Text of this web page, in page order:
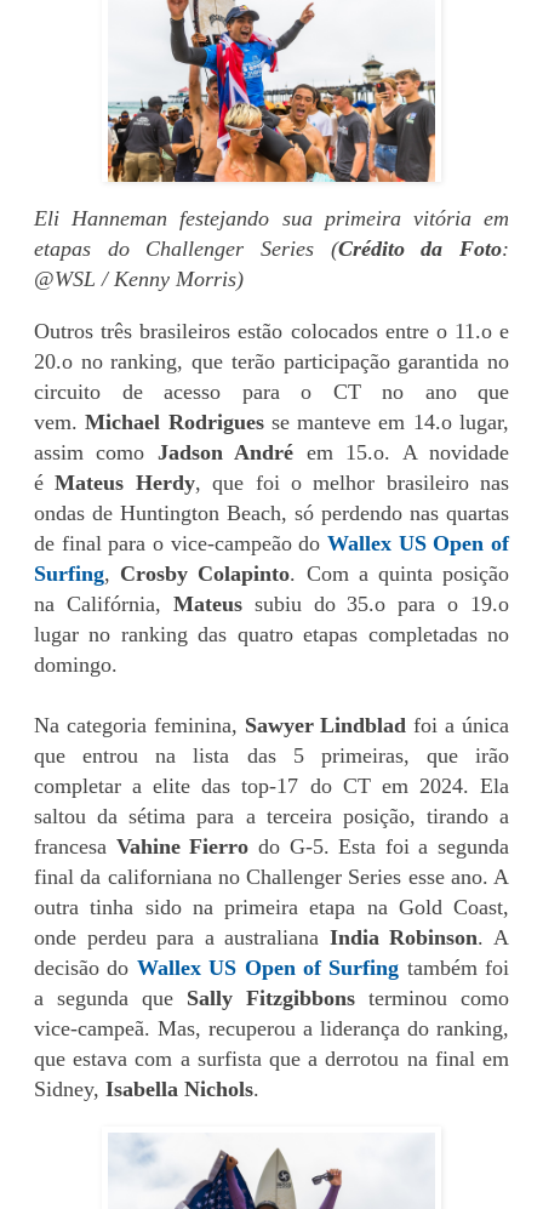
Eli Hanneman festejando sua primeira vitória em
etapas do Challenger Series (Crédito da Foto:
@WSL / Kenny Morris)
Outros três brasileiros estão colocados entre o 11.o e
20.o no ranking, que terão participação garantida no
circuito de acesso para o CT no ano que
vem.Michael Rodriguesse manteve em 14.o lugar,
assim como Jadson André em 15.o. A novidade
éMateus Herdy, que foi o melhor brasileiro nas
ondas de Huntington Beach, só perdendo nas quartas
de final para o vice-campeão do Wallex US Open of
Surfing, Crosby Colapinto. Com a quinta posição
na Califórnia, Mateus subiu do 35.o para o 19.o
lugar no ranking das quatro etapas completadas no
domingo.
Na categoria feminina, Sawyer Lindblad foi a única
que entrou na lista das 5 primeiras, que irão
completar a elite das top-17 do CT em 2024. Ela
saltou da sétima para a terceira posição, tirando a
francesa Vahine Fierro do G-5. Esta foi a segunda
final da californiana no Challenger Series esse ano. A
outra tinha sido na primeira etapa na Gold Coast,
onde perdeu para a australiana India Robinson. A
decisão do Wallex US Open of Surfing também foi
a segunda que Sally Fitzgibbons terminou como
vice-campeã. Mas, recuperou a liderança do ranking,
que estava com a surfista que a derrotou na final em
Sidney, Isabella Nichols.